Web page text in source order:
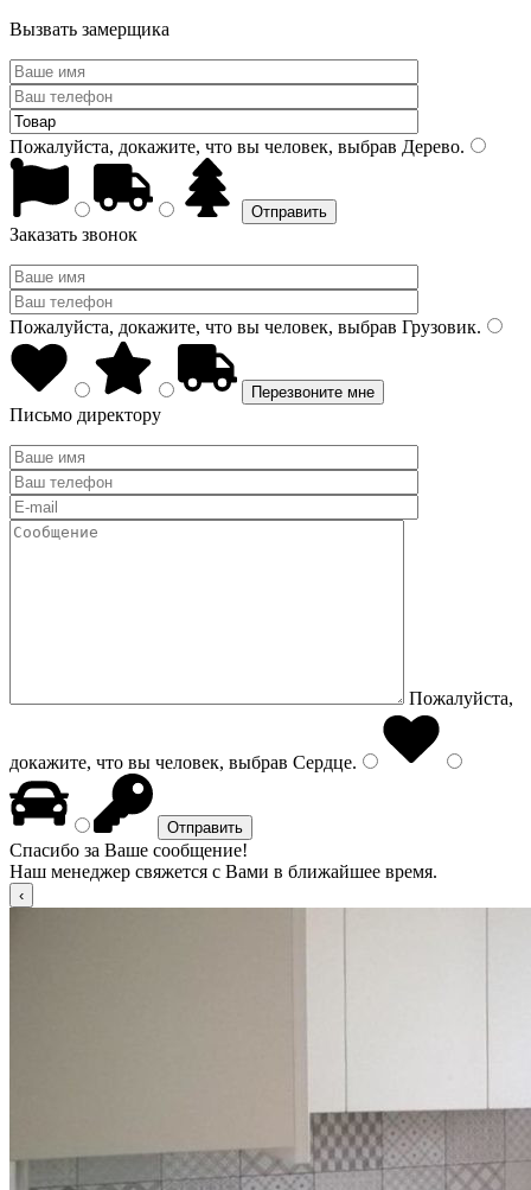
Вызвать замерщика
Пожалуйста, докажите, что вы человек, выбрав Дерево.
Заказать звонок
Пожалуйста, докажите, что вы человек, выбрав Грузовик.
Письмо директору
Пожалуйста,
докажите, что вы человек, выбрав Сердце.
Спасибо за Ваше сообщение!
Наш менеджер свяжется с Вами в ближайшее время.